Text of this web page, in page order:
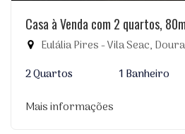
Casa à Venda com 2 quartos,
Eulália Pires - Vila Seac,
2 Quartos
1 Banheiro
Mais informações